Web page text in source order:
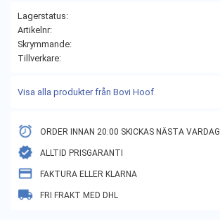
Lagerstatus
Artikelnr
Skrymmande
Tillverkare
Visa alla produkter från Bovi Hoof
ORDER INNAN 20:00 SKICKAS NÄSTA VARDAG
ALLTID PRISGARANTI
FAKTURA ELLER KLARNA
FRI FRAKT MED DHL